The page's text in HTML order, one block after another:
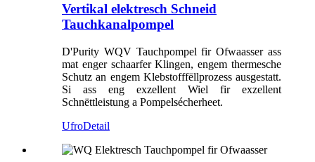
Vertikal elektresch Schneid
Tauchkanalpompel
D'Purity WQV Tauchpompel fir Ofwaasser ass
mat enger schaarfer Klingen, engem thermesche
Schutz an engem Klebstofffëllprozess ausgestatt.
Si ass eng exzellent Wiel fir exzellent
Schnëttleistung a Pompelsécherheet.
UfroDetail